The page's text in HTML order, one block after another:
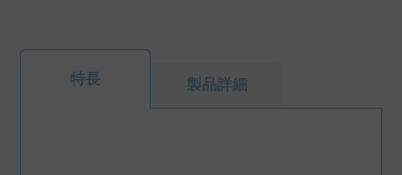
特長 製品詳細